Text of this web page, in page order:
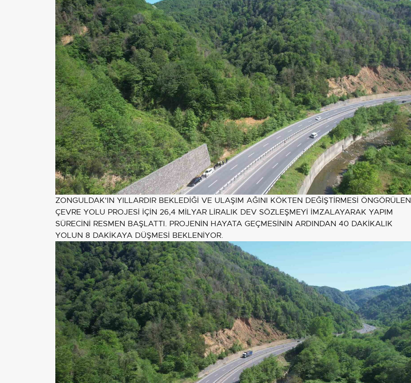
ZONGULDAK'IN YILLARDIR BEKLEDİĞİ VE ULAŞIM AĞINI KÖKTEN DEĞİŞTİRMESİ ÖNGÖRÜLEN
ÇEVRE YOLU PROJESİ İÇİN 26,4 MİLYAR LİRALIK DEV SÖZLEŞMEYİ İMZALAYARAK YAPIM
SÜRECİNİ RESMEN BAŞLATTI. PROJENİN HAYATA GEÇMESİNİN ARDINDAN 40 DAKİKALIK
YOLUN 8 DAKİKAYA DÜŞMESİ BEKLENİYOR.